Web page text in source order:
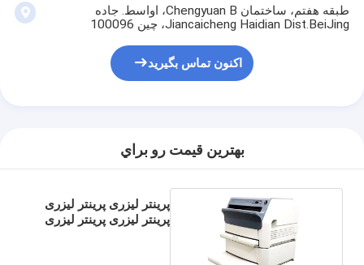
طبقه هفتم، ساختمان Chengyuan B، اواسط. جاده
Jiancaicheng Haidian Dist.BeiJing، چین 100096
اکنون تماس بگیرید
بهترين قيمت رو براي
پرینتر لیزری پرینتر لیزری
پرینتر لیزری پرینتر لیزری